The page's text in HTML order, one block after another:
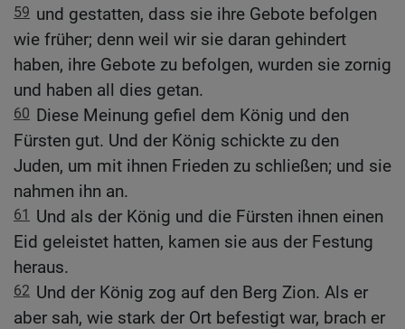
59 und gestatten, dass sie ihre Gebote befolgen
wie früher; denn weil wir sie daran gehindert
haben, ihre Gebote zu befolgen, wurden sie zornig
und haben all dies getan.
60 Diese Meinung gefiel dem König und den
Fürsten gut. Und der König schickte zu den
Juden, um mit ihnen Frieden zu schließen; und sie
nahmen ihn an.
61 Und als der König und die Fürsten ihnen einen
Eid geleistet hatten, kamen sie aus der Festung
heraus.
62 Und der König zog auf den Berg Zion. Als er
aber sah, wie stark der Ort befestigt war, brach er